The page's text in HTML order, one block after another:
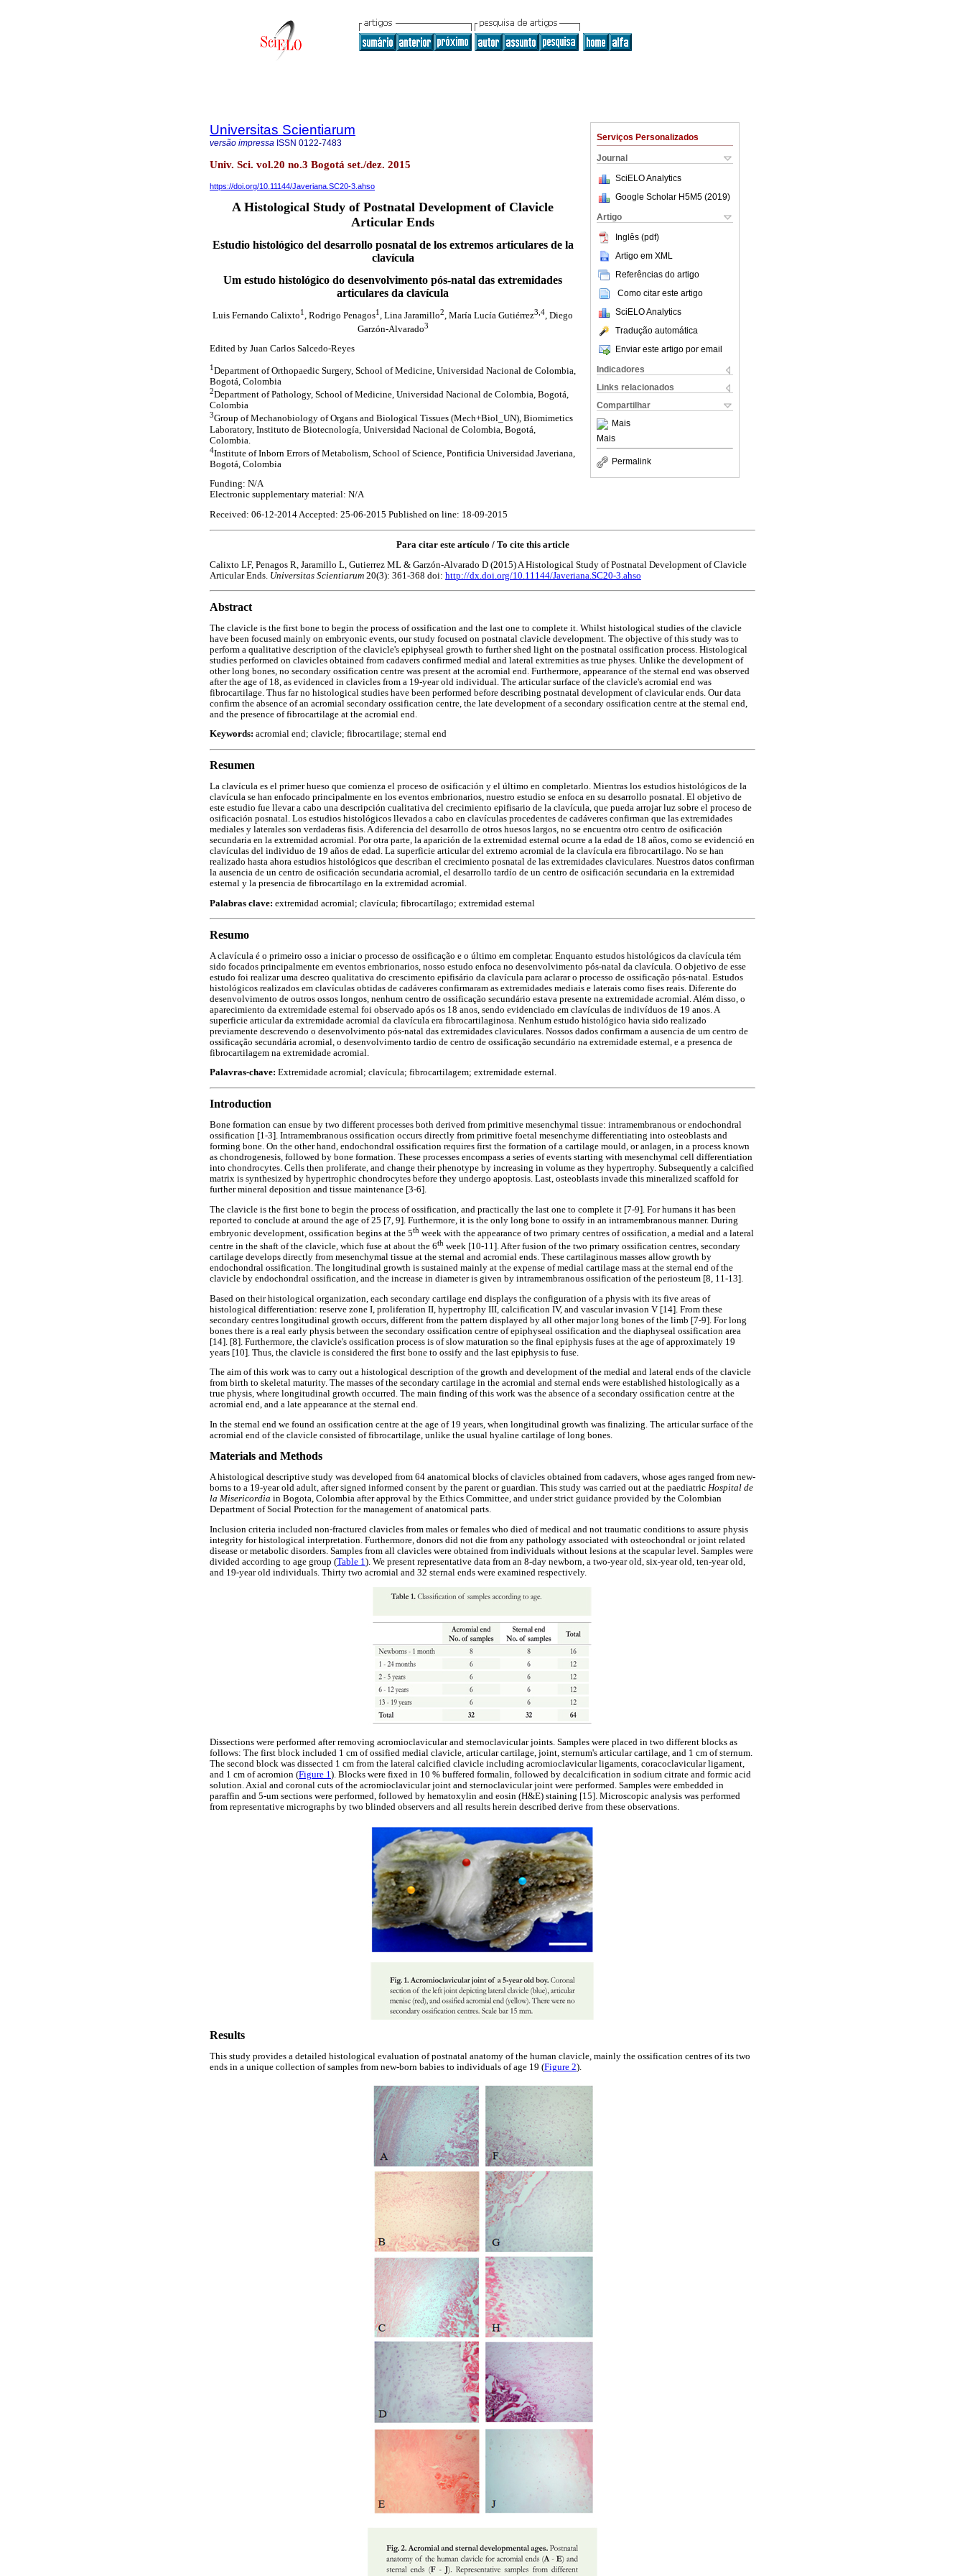
Serviços Personalizados
Journal
SciELO Analytics
Google Scholar H5M5 (2019)
Artigo
Inglês (pdf)
Artigo em XML
Referências do artigo
Como citar este artigo
SciELO Analytics
Tradução automática
Enviar este artigo por email
Indicadores
Links relacionados
Compartilhar
Mais
Mais
Permalink
Universitas Scientiarum
versão impressa ISSN 0122-7483
Univ. Sci. vol.20 no.3 Bogotá set./dez. 2015
https://doi.org/10.11144/Javeriana.SC20-3.ahso
A Histological Study of Postnatal Development of Clavicle
Articular Ends
Estudio histológico del desarrollo posnatal de los extremos articulares de la
clavícula
Um estudo histológico do desenvolvimento pós-natal das extremidades
articulares da clavícula
Luis Fernando Calixto1, Rodrigo Penagos1, Lina Jaramillo2, María Lucía Gutiérrez3,4, Diego
Garzón-Alvarado3
Edited by Juan Carlos Salcedo-Reyes
1 Department of Orthopaedic Surgery, School of Medicine, Universidad Nacional de Colombia,
Bogotá, Colombia
2Department of Pathology, School of Medicine, Universidad Nacional de Colombia, Bogotá,
Colombia
3Group of Mechanobiology of Organs and Biological Tissues (Mech+Biol_UN), Biomimetics
Laboratory, Instituto de Biotecnología, Universidad Nacional de Colombia, Bogotá,
Colombia.
4Institute of Inborn Errors of Metabolism, School of Science, Pontificia Universidad Javeriana,
Bogotá, Colombia
Funding: N/A
Electronic supplementary material: N/A
Received: 06-12-2014 Accepted: 25-06-2015 Published on line: 18-09-2015
Para citar este artículo / To cite this article
Calixto LF, Penagos R, Jaramillo L, Gutierrez ML & Garzón-Alvarado D (2015) A Histological Study of Postnatal Development of Clavicle
Articular Ends. Universitas Scientiarum 20(3): 361-368 doi: http://dx.doi.org/10.11144/Javeriana.SC20-3.ahso
Abstract
The clavicle is the first bone to begin the process of ossification and the last one to complete it. Whilst histological studies of the clavicle
have been focused mainly on embryonic events, our study focused on postnatal clavicle development. The objective of this study was to
perform a qualitative description of the clavicle's epiphyseal growth to further shed light on the postnatal ossification process. Histological
studies performed on clavicles obtained from cadavers confirmed medial and lateral extremities as true physes. Unlike the development of
other long bones, no secondary ossification centre was present at the acromial end. Furthermore, appearance of the sternal end was observed
after the age of 18, as evidenced in clavicles from a 19-year old individual. The articular surface of the clavicle's acromial end was
fibrocartilage. Thus far no histological studies have been performed before describing postnatal development of clavicular ends. Our data
confirm the absence of an acromial secondary ossification centre, the late development of a secondary ossification centre at the sternal end,
and the presence of fibrocartilage at the acromial end.
Keywords: acromial end; clavicle; fibrocartilage; sternal end
Resumen
La clavícula es el primer hueso que comienza el proceso de osificación y el último en completarlo. Mientras los estudios histológicos de la
clavícula se han enfocado principalmente en los eventos embrionarios, nuestro estudio se enfoca en su desarrollo posnatal. El objetivo de
este estudio fue llevar a cabo una descripción cualitativa del crecimiento epifisario de la clavícula, que pueda arrojar luz sobre el proceso de
osificación posnatal. Los estudios histológicos llevados a cabo en clavículas procedentes de cadáveres confirman que las extremidades
mediales y laterales son verdaderas fisis. A diferencia del desarrollo de otros huesos largos, no se encuentra otro centro de osificación
secundaria en la extremidad acromial. Por otra parte, la aparición de la extremidad esternal ocurre a la edad de 18 años, como se evidenció en
clavículas del individuo de 19 años de edad. La superficie articular del extremo acromial de la clavícula era fibrocartilago. No se han
realizado hasta ahora estudios histológicos que describan el crecimiento posnatal de las extremidades claviculares. Nuestros datos confirman
la ausencia de un centro de osificación secundaria acromial, el desarrollo tardío de un centro de osificación secundaria en la extremidad
esternal y la presencia de fibrocartílago en la extremidad acromial.
Palabras clave: extremidad acromial; clavícula; fibrocartílago; extremidad esternal
Resumo
A clavícula é o primeiro osso a iniciar o processo de ossificação e o último em completar. Enquanto estudos histológicos da clavícula tém
sido focados principalmente em eventos embrionarios, nosso estudo enfoca no desenvolvimento pós-natal da clavícula. O objetivo de esse
estudo foi realizar uma descreo qualitativa do crescimento epifisário da clavícula para aclarar o processo de ossificação pós-natal. Estudos
histológicos realizados em clavículas obtidas de cadáveres confirmaram as extremidades mediais e laterais como fises reais. Diferente do
desenvolvimento de outros ossos longos, nenhum centro de ossificação secundário estava presente na extremidade acromial. Além disso, o
aparecimiento da extremidade esternal foi observado após os 18 anos, sendo evidenciado em clavículas de indivíduos de 19 anos. A
superficie articular da extremidade acromial da clavícula era fibrocartilaginosa. Nenhum estudo histológico havia sido realizado
previamente descrevendo o desenvolvimento pós-natal das extremidades claviculares. Nossos dados confirmam a ausencia de um centro de
ossificação secundária acromial, o desenvolvimento tardio de centro de ossificação secundário na extremidade esternal, e a presenca de
fibrocartilagem na extremidade acromial.
Palavras-chave: Extremidade acromial; clavícula; fibrocartilagem; extremidade esternal.
Introduction
Bone formation can ensue by two different processes both derived from primitive mesenchymal tissue: intramembranous or endochondral
ossification [1-3]. Intramembranous ossification occurs directly from primitive foetal mesenchyme differentiating into osteoblasts and
forming bone. On the other hand, endochondral ossification requires first the formation of a cartilage mould, or anlagen, in a process known
as chondrogenesis, followed by bone formation. These processes encompass a series of events starting with mesenchymal cell differentiation
into chondrocytes. Cells then proliferate, and change their phenotype by increasing in volume as they hypertrophy. Subsequently a calcified
matrix is synthesized by hypertrophic chondrocytes before they undergo apoptosis. Last, osteoblasts invade this mineralized scaffold for
further mineral deposition and tissue maintenance [3-6].
The clavicle is the first bone to begin the process of ossification, and practically the last one to complete it [7-9]. For humans it has been
reported to conclude at around the age of 25 [7, 9]. Furthermore, it is the only long bone to ossify in an intramembranous manner. During
embryonic development, ossification begins at the 5th week with the appearance of two primary centres of ossification, a medial and a lateral
centre in the shaft of the clavicle, which fuse at about the 6th week [10-11]. After fusion of the two primary ossification centres, secondary
cartilage develops directly from mesenchymal tissue at the sternal and acromial ends. These cartilaginous masses allow growth by
endochondral ossification. The longitudinal growth is sustained mainly at the expense of medial cartilage mass at the sternal end of the
clavicle by endochondral ossification, and the increase in diameter is given by intramembranous ossification of the periosteum [8, 11-13].
Based on their histological organization, each secondary cartilage end displays the configuration of a physis with its five areas of
histological differentiation: reserve zone I, proliferation II, hypertrophy III, calcification IV, and vascular invasion V [14]. From these
secondary centres longitudinal growth occurs, different from the pattern displayed by all other major long bones of the limb [7-9]. For long
bones there is a real early physis between the secondary ossification centre of epiphyseal ossification and the diaphyseal ossification area
[14]. [8]. Furthermore, the clavicle's ossification process is of slow maturation so the final epiphysis fuses at the age of approximately 19
years [10]. Thus, the clavicle is considered the first bone to ossify and the last epiphysis to fuse.
The aim of this work was to carry out a histological description of the growth and development of the medial and lateral ends of the clavicle
from birth to skeletal maturity. The masses of the secondary cartilage in the acromial and sternal ends were established histologically as a
true physis, where longitudinal growth occurred. The main finding of this work was the absence of a secondary ossification centre at the
acromial end, and a late appearance at the sternal end.
In the sternal end we found an ossification centre at the age of 19 years, when longitudinal growth was finalizing. The articular surface of the
acromial end of the clavicle consisted of fibrocartilage, unlike the usual hyaline cartilage of long bones.
Materials and Methods
A histological descriptive study was developed from 64 anatomical blocks of clavicles obtained from cadavers, whose ages ranged from new-
borns to a 19-year old adult, after signed informed consent by the parent or guardian. This study was carried out at the paediatric Hospital de
la Misericordia in Bogota, Colombia after approval by the Ethics Committee, and under strict guidance provided by the Colombian
Department of Social Protection for the management of anatomical parts.
Inclusion criteria included non-fractured clavicles from males or females who died of medical and not traumatic conditions to assure physis
integrity for histological interpretation. Furthermore, donors did not die from any pathology associated with osteochondral or joint related
disease or metabolic disorders. Samples from all clavicles were obtained from individuals without lesions at the scapular level. Samples were
divided according to age group (Table 1 ). We present representative data from an 8-day newborn, a two-year old, six-year old, ten-year old,
and 19-year old individuals. Thirty two acromial and 32 sternal ends were examined respectively.
Dissections were performed after removing acromioclavicular and sternoclavicular joints. Samples were placed in two different blocks as
follows: The first block included 1 cm of ossified medial clavicle, articular cartilage, joint, sternum's articular cartilage, and 1 cm of sternum.
The second block was dissected 1 cm from the lateral calcified clavicle including acromioclavicular ligaments, coracoclavicular ligament,
and 1 cm of acromion (Figure 1). Blocks were fixed in 10 % buffered formalin, followed by decalcification in sodium citrate and formic acid
solution. Axial and coronal cuts of the acromioclavicular joint and sternoclavicular joint were performed. Samples were embedded in
paraffin and 5-um sections were performed, followed by hematoxylin and eosin (H&E) staining [15]. Microscopic analysis was performed
from representative micrographs by two blinded observers and all results herein described derive from these observations.
Results
This study provides a detailed histological evaluation of postnatal anatomy of the human clavicle, mainly the ossification centres of its two
ends in a unique collection of samples from new-born babies to individuals of age 19 (Figure 2).